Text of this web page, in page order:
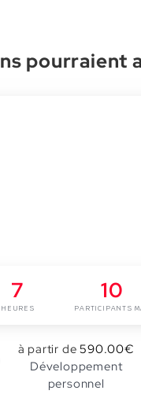
pourraient
7
HEURES
10
PARTICIPANTS
à partir de590.00€
Développement
personnel